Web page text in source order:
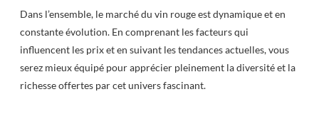
Dans l’ensemble, le marché du vin rouge est dynamique et en
constante évolution. En comprenant les facteurs qui
influencent les prix et en suivant les tendances actuelles, vous
serez mieux équipé pour apprécier pleinement la diversité et la
richesse offertes par cet univers fascinant.